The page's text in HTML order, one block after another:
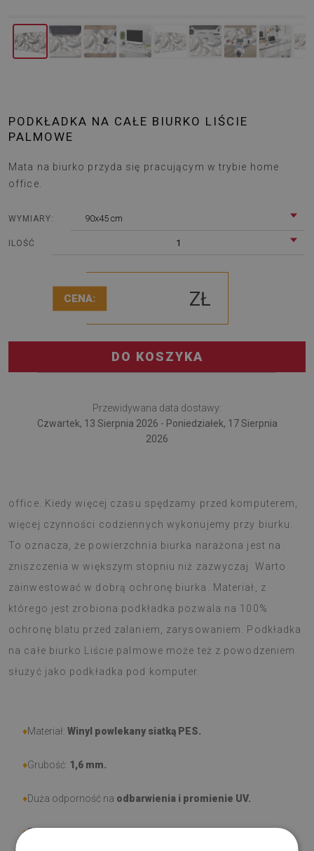
PODKŁADKA NA CAŁE BIURKO LIŚCIE
PALMOWE
Mata na biurko przyda się pracującym w trybie home
office.
WYMIARY: 90x45 cm
ILOŚĆ 1
CENA: ZŁ
DO KOSZYKA
Przewidywana data dostawy:
Czwartek, 13 Sierpnia 2026 - Poniedziałek, 17 Sierpnia
2026
office. Kiedy więcej czasu spędzamy przed komputerem,
więcej czynności codziennych wykonujemy przy biurku.
To oznacza, że powierzchnia biurka narażona jest na
zniszczenia w większym stopniu niż zazwyczaj. Warto
zainwestować w dobrą ochronę biurka. Materiał, z
którego jest zrobiona podkładka pozwala na 100%
ochronę blatu przed zalaniem, zarysowaniem. Podkładka
na całe biurko Liście palmowe może też z powodzeniem
służyć jako podkładka pod komputer.
♦Materiał: Winyl powlekany siatką PES.
♦Grubość: 1,6 mm.
♦Duża odporność na odbarwienia i promienie UV.
♦Produkt odporny na plamy i wodę.